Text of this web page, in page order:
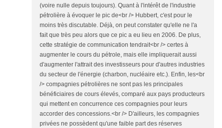
(voire nulle depuis toujours). Quant à l'intérêt de l'industrie
pétrolière à évoquer le pic de<br /> Hubbert, c'est pour le
moins très discutable. Déjà, on peut constater qu'elle ne l'a
fait que très peu alors que ce pic a eu lieu en 2006. De plus,
cette stratégie de communication tendrait<br /> certes à
augmenter le cours du pétrole, mais elle impliquerait aussi
d'augmenter l'attrait des investisseurs pour d'autres industries
du secteur de l'énergie (charbon, nucléaire etc.). Enfin, les<br
/> compagnies pétrolières ne sont pas les principales
bénéficiaires de cours élevés, comparé aux pays producteurs
qui mettent en concurrence ces compagnies pour leurs
accorder des concessions.<br /> D'ailleurs, les compagnies
privées ne possèdent qu'une faible part des réserves